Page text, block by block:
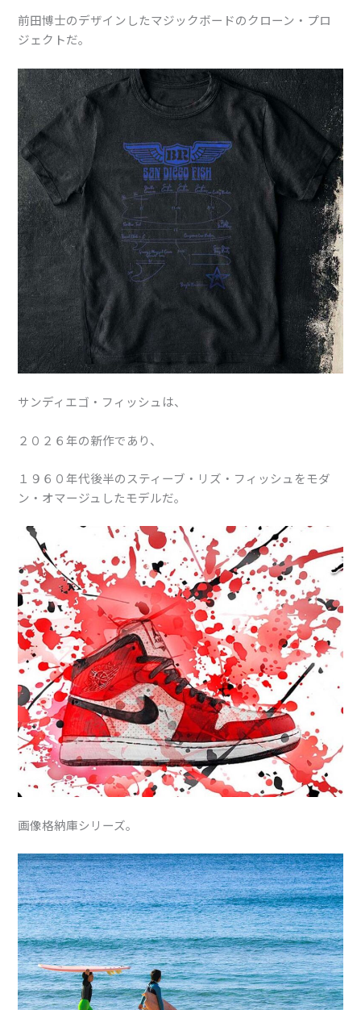
前田博士のデザインしたマジックボードのクローン・プロ
ジェクトだ。
サンディエゴ・フィッシュは、
２０２６年の新作であり、
１９６０年代後半のスティーブ・リズ・フィッシュをモダ
ン・オマージュしたモデルだ。
画像格納庫シリーズ。